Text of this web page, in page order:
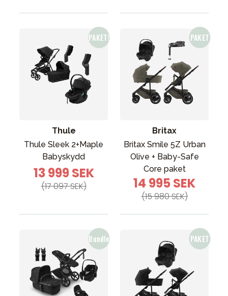
Thule
Thule Sleek 2+Maple
Babyskydd
13 999 SEK
(17 097 SEK)
Britax
Britax Smile 5Z Urban
Olive + Baby-Safe
Core paket
14 995 SEK
(15 980 SEK)